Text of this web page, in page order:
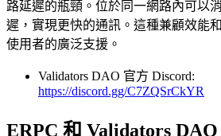
路延遲的瓶頸。位於同一網路內可以
遲，實現更快的通訊。這種兼顧效能
使用者的廣泛支援。
Validators DAO 官方 Discord:
https://discord.gg/C7ZQSrCkYR
ERPC 和 Validators